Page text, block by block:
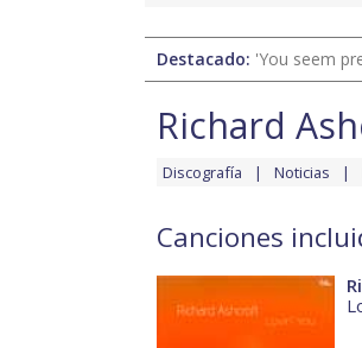
Destacado: 'You seem
Richard
Discografía Noticias
Canciones